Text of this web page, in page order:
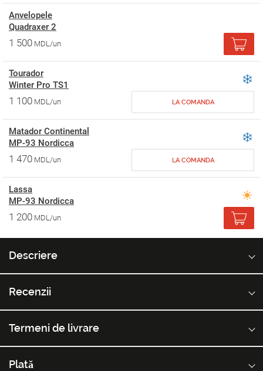
Anvelopele
Quadraxer 2
1 500 MDL/un
Tourador
Winter Pro TS1
1 100 MDL/un LA COMANDA
Matador Continental
MP-93 Nordicca
1 470 MDL/un LA COMANDA
Lassa
MP-93 Nordicca
1 200 MDL/un
Descriere
Recenzii
Termeni de livrare
Plată